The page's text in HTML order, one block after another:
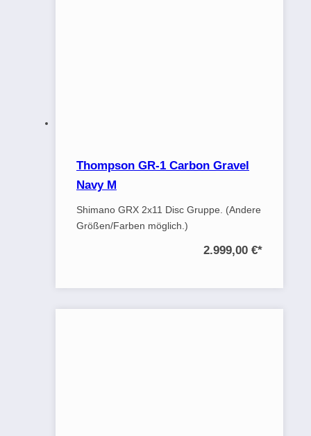
Thompson GR-1 Carbon Gravel
Navy M
Shimano GRX 2x11 Disc Gruppe. (Andere
Größen/Farben möglich.)
2.999,00 €*